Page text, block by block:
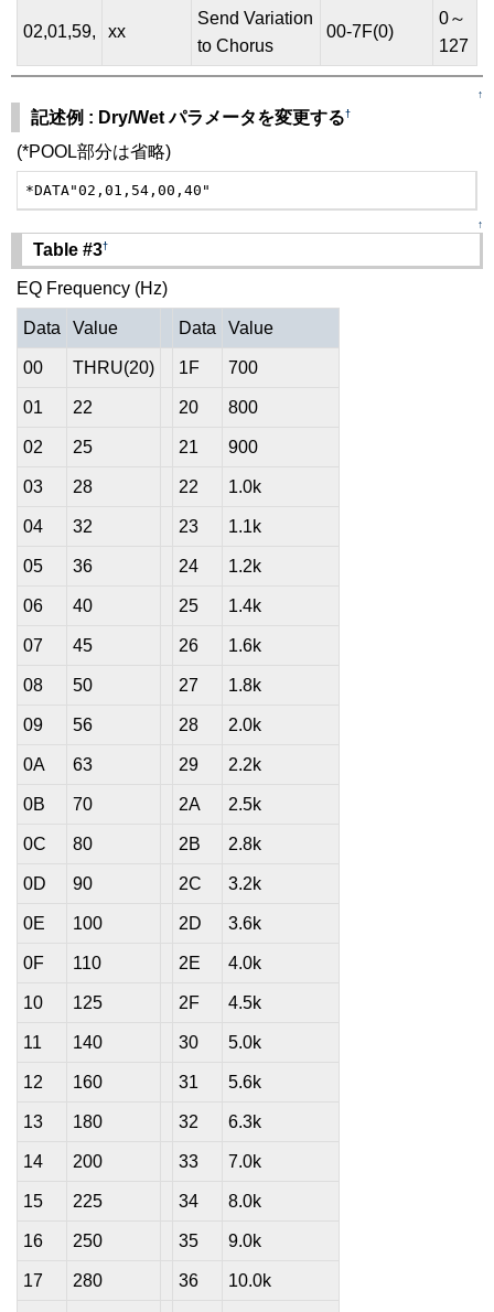
02,01,59, xx
Send Variation
to Chorus
00-7F(0)
0～
127
↑
記述例 : Dry/Wet パラメータを変更する†
(*POOL部分は省略)
*DATA"02,01,54,00,40"
↑
Table #3†
EQ Frequency (Hz)
Data Value Data Value
00 THRU(20) 1F 700
01 22 20 800
02 25 21 900
03 28 22 1.0k
04 32 23 1.1k
05 36 24 1.2k
06 40 25 1.4k
07 45 26 1.6k
08 50 27 1.8k
09 56 28 2.0k
0A 63 29 2.2k
0B 70 2A 2.5k
0C 80 2B 2.8k
0D 90 2C 3.2k
0E 100 2D 3.6k
0F 110 2E 4.0k
10 125 2F 4.5k
11 140 30 5.0k
12 160 31 5.6k
13 180 32 6.3k
14 200 33 7.0k
15 225 34 8.0k
16 250 35 9.0k
17 280 36 10.0k